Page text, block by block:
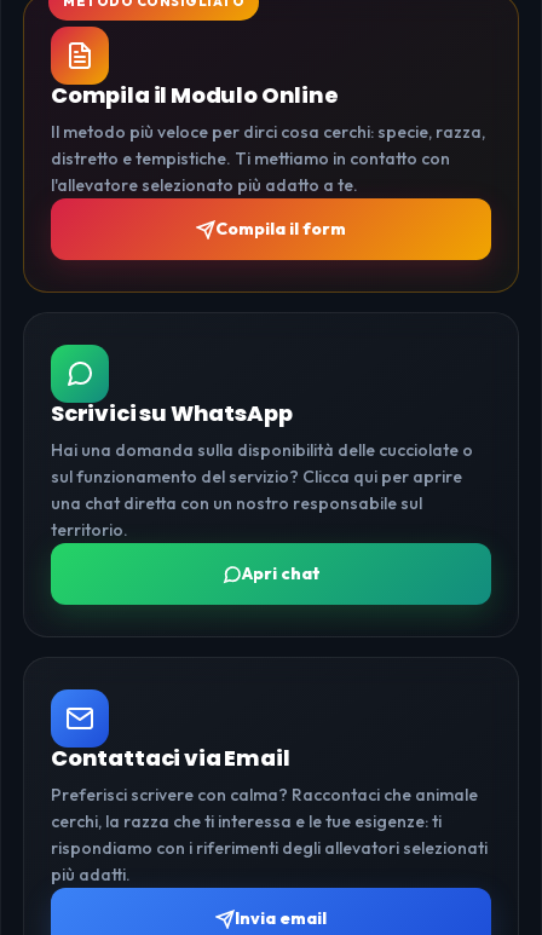
Compila il Modulo Online
Il metodo più veloce per dirci cosa cerchi: specie, razza,
distretto e tempistiche. Ti mettiamo in contatto con
l'allevatore selezionato più adatto a te.
Compila il form
Scrivici su WhatsApp
Hai una domanda sulla disponibilità delle cucciolate o
sul funzionamento del servizio? Clicca qui per aprire
una chat diretta con un nostro responsabile sul
territorio.
Apri chat
Contattaci via Email
Preferisci scrivere con calma? Raccontaci che animale
cerchi, la razza che ti interessa e le tue esigenze: ti
rispondiamo con i riferimenti degli allevatori selezionati
più adatti.
Invia email